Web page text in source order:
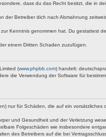
dass du das Recht besitzt, die in
Betreiber dich nach Abmahnung
Kenntnis genommen hat. Du gestattest
einem Dritten Schaden zuzufügen.
(www.phpbb.com) handelt;
die Verwendung der Software für
nur für Schäden, die auf ein
und Gesundheit und der Verletzung
Folgeschäden wie insbesondere
des Betreibers auf die bei